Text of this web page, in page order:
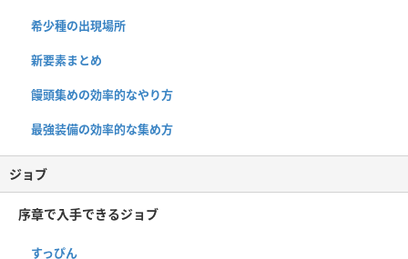
希少種の出現場所
新要素まとめ
饅頭集めの効率的なやり方
最強装備の効率的な集め方
ジョブ
序章で入手できるジョブ
すっぴん